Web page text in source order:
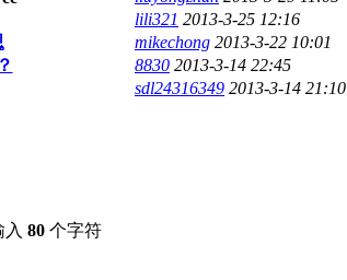
lili321 2013-3-25 12:16
mikechong 2013-3-22 10:01
8830 2013-3-14 22:45
sdl24316349 2013-3-14 21:10
入80 个字符